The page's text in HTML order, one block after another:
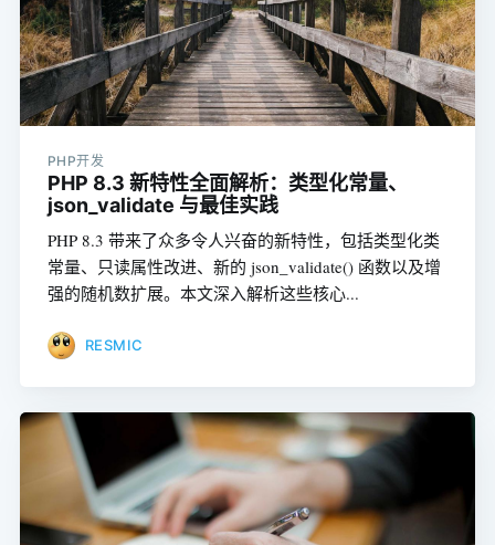
PHP开发
PHP 8.3 新特性全面解析：类型化常量、
json_validate 与最佳实践
PHP 8.3 带来了众多令人兴奋的新特性，包括类型化类
常量、只读属性改进、新的 json_validate() 函数以及增
强的随机数扩展。本文深入解析这些核心...
RESMIC